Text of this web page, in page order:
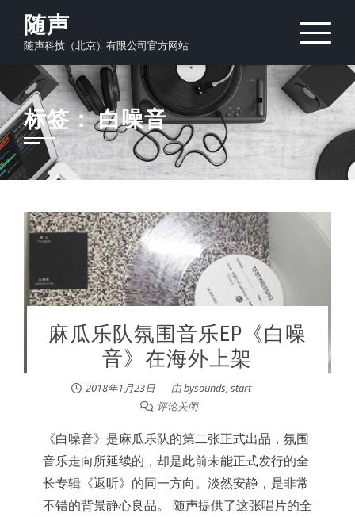
content
随声
随声科技（北京）有限公司官方网站
标签：白噪音
麻瓜乐队氛围音乐EP《白噪
音》在海外上架
2018年1月23日 由bysounds, start
评论关闭
《白噪音》是麻瓜乐队的第二张正式出品，氛围
音乐走向所延续的，却是此前未能正式发行的全
长专辑《返听》的同一方向。淡然安静，是非常
不错的背景静心良品。 随声提供了这张唱片的全